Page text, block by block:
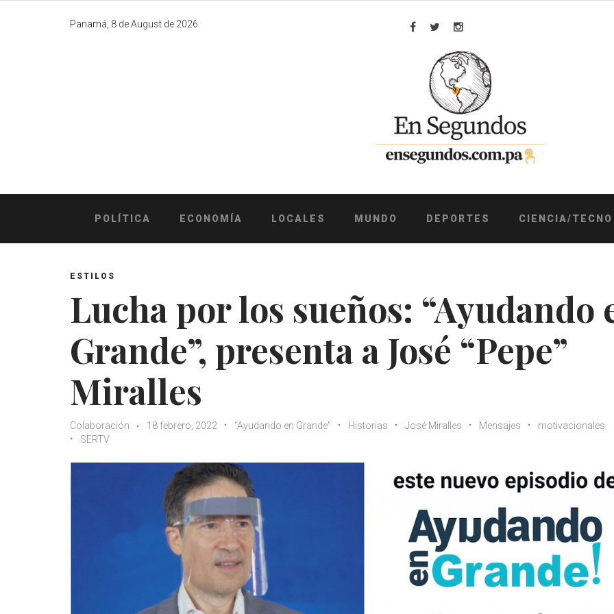
Panamá, 8 de August de 2026.
Facebook
TwitterInstagram
POLÍTICA ECONOMÍA LOCALES MUNDO DEPORTES CIENCIA/TECNO
ESTILOS
Lucha por los sueños: “Ayudando
Grande”, presenta a José “Pepe”
Miralles
Colaboración 18 febrero, 2022 “Ayudando en Grande” Historias José Miralles Mensajes
motivacionales
SERTV